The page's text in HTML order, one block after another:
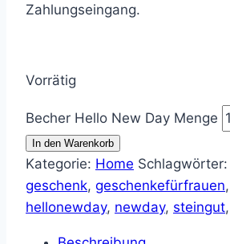
Zahlungseingang.
Vorrätig
Becher Hello New Day Menge
In den Warenkorb
Kategorie: Home Schlagwörter:
geschenk, geschenkefürfrauen,
hellonewday, newday, steingut,